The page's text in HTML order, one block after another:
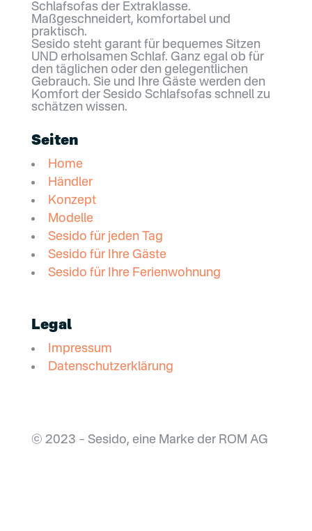
Schlafsofas der Extraklasse.
Maßgeschneidert, komfortabel und
praktisch.
Sesido steht garant für bequemes Sitzen
UND erholsamen Schlaf. Ganz egal ob für
den täglichen oder den gelegentlichen
Gebrauch. Sie und Ihre Gäste werden den
Komfort der Sesido Schlafsofas schnell zu
schätzen wissen.
Seiten
Home
Händler
Konzept
Modelle
Sesido für jeden Tag
Sesido für Ihre Gäste
Sesido für Ihre Ferienwohnung
Legal
Impressum
Datenschutzerklärung
© 2023 – Sesido, eine Marke der ROM AG